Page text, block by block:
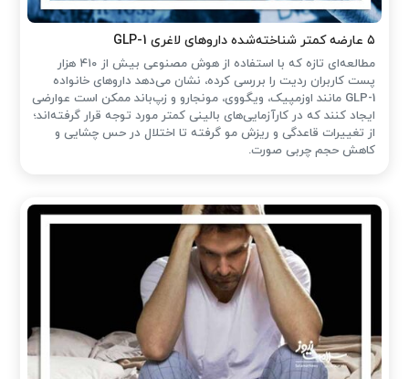
۵ عارضه کمتر شناخته‌شده داروهای لاغری GLP-1
مطالعه‌ای تازه که با استفاده از هوش مصنوعی بیش از ۴۱۰ هزار
پست کاربران ردیت را بررسی کرده، نشان می‌دهد داروهای خانواده
GLP-1 مانند اوزمپیک، ویگووی، مونجارو و زپ‌باند ممکن است عوارضی
ایجاد کنند که در کارآزمایی‌های بالینی کمتر مورد توجه قرار گرفته‌اند؛
از تغییرات قاعدگی و ریزش مو گرفته تا اختلال در حس چشایی و
کاهش حجم چربی صورت.